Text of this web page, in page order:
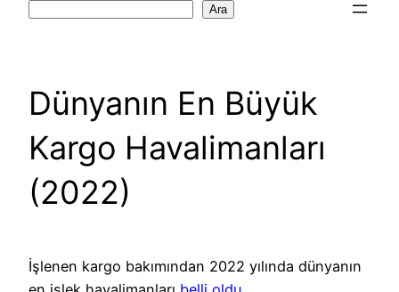
Ara
Dünyanın En Büyük
Kargo Havalimanları
(2022)
İşlenen kargo bakımından 2022 yılında dünyanın